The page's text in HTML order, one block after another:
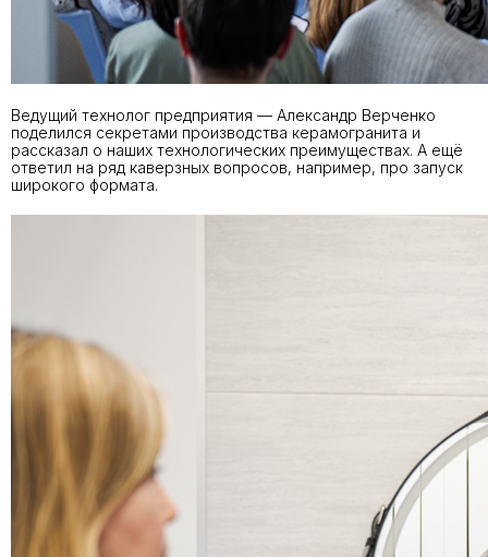
Ведущий технолог предприятия — Александр Верченко
поделился секретами производства керамогранита и
рассказал о наших технологических преимуществах. А ещё
ответил на ряд каверзных вопросов, например, про запуск
широкого формата.